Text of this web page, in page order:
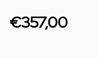
€357,00